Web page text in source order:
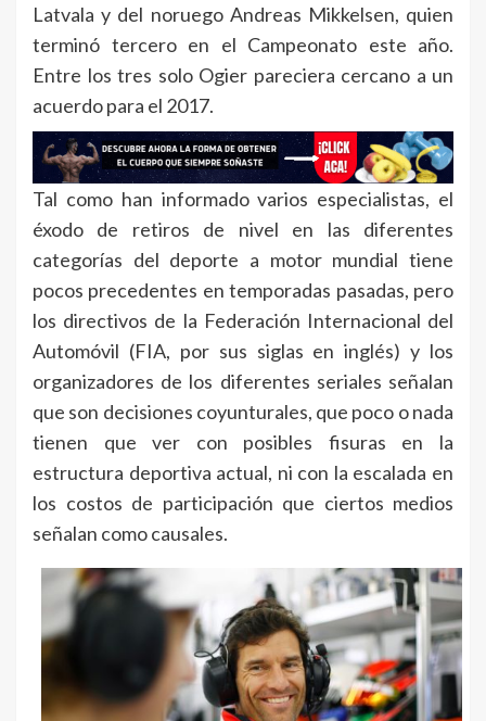
Latvala y del noruego Andreas Mikkelsen, quien
terminó tercero en el Campeonato este año.
Entre los tres solo Ogier pareciera cercano a un
acuerdo para el 2017.
Tal como han informado varios especialistas, el
éxodo de retiros de nivel en las diferentes
categorías del deporte a motor mundial tiene
pocos precedentes en temporadas pasadas, pero
los directivos de la Federación Internacional del
Automóvil (FIA, por sus siglas en inglés) y los
organizadores de los diferentes seriales señalan
que son decisiones coyunturales, que poco o nada
tienen que ver con posibles fisuras en la
estructura deportiva actual, ni con la escalada en
los costos de participación que ciertos medios
señalan como causales.